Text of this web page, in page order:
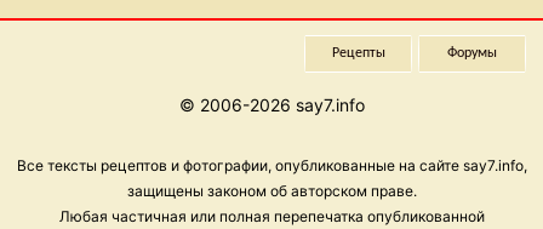
Рецепты Форумы
© 2006-2026 say7.info
Все тексты рецептов и фотографии, опубликованные на сайте say7.info,
защищены законом об авторском праве.
Любая частичная или полная перепечатка опубликованной